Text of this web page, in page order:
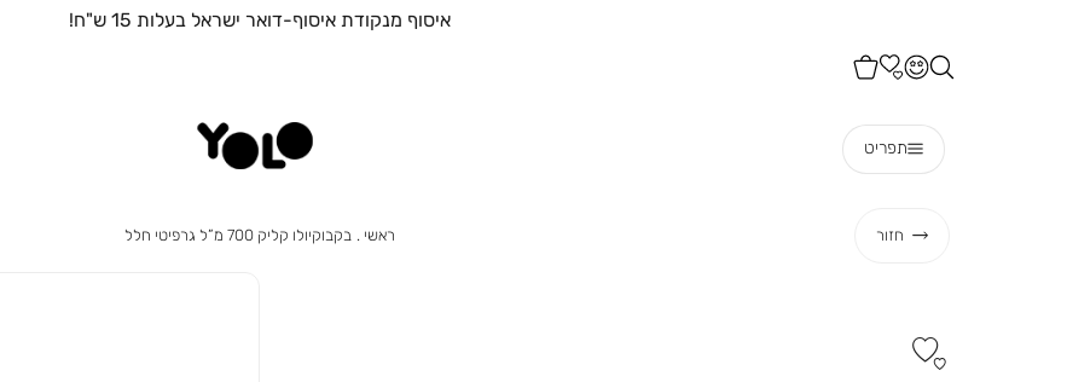
תפריט
חזור ראשי ראשי
בקבוקיולו קליק 700 מ”ל גרפיטי חלל
בקבוקיולו